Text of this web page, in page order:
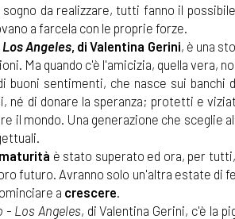
da realizzare, tutti fanno il
a farcela con le proprie forze.
Angeles, di Valentina Gerini, è una
Ma quando c'è l'amicizia, quella vera,
buoni sentimenti, che nasce sui banchi
né di donare la speranza; protetti e
il mondo. Una generazione che
è stato superato ed ora, per
futuro. Avranno solo un'altra estate di
a crescere
- Los Angeles, di Valentina Gerini, c'è la